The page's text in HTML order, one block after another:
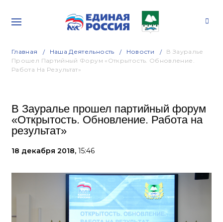
Главная Наша Деятельность Новости
В Зауралье
Прошел Партийный Форум «Открытость. Обновление.
Работа На Результат»
В Зауралье прошел партийный форум
«Открытость. Обновление. Работа на
результат»
18 декабря 2018, 15:46